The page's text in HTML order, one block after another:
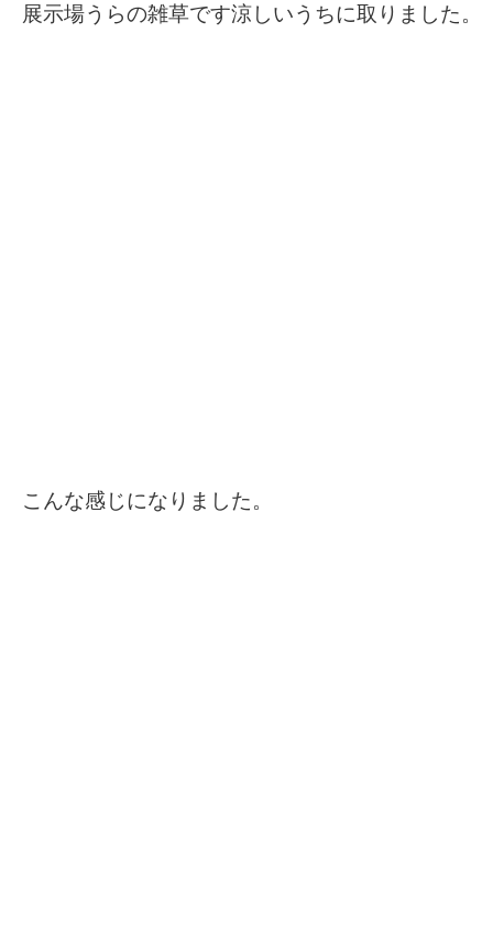
展示場うらの雑草です涼しいうちに取りました。
こんな感じになりました。